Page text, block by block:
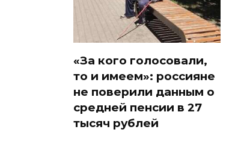
«За кого голосовали,
то и имеем»: россияне
не поверили данным о
средней пенсии в 27
тысяч рублей